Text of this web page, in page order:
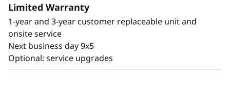
alimentación del sistema, incluso con el
hardware desconectado.
Limited Warranty
1-year and 3-year customer replaceable unit and
onsite service
Next business day 9x5
Optional: service upgrades